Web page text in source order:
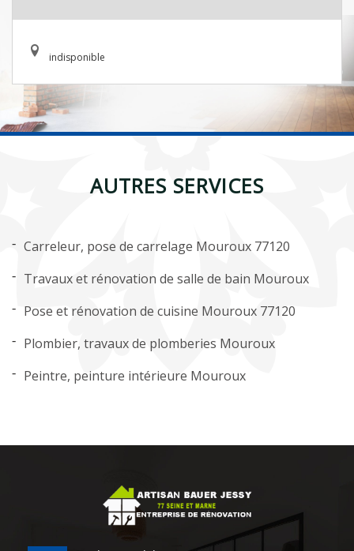
indisponible
AUTRES SERVICES
Carreleur, pose de carrelage Mouroux 77120
Travaux et rénovation de salle de bain Mouroux
Pose et rénovation de cuisine Mouroux 77120
Plombier, travaux de plomberies Mouroux
Peintre, peinture intérieure Mouroux